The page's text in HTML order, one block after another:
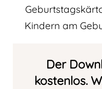
Kindern am
Der
kostenlos.